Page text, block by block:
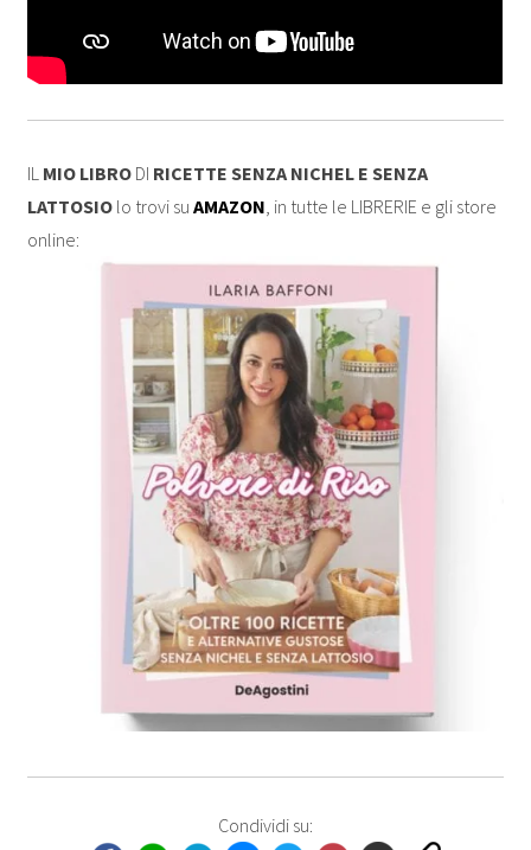
IL MIO LIBRO DI RICETTE SENZA NICHEL E SENZA
LATTOSIO lo trovi suAMAZON , in tutte le LIBRERIE e gli store
online:
Condividi su: